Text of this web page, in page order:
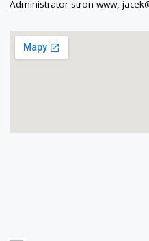
Administrator stron www,